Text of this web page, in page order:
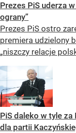
Prezes PiS uderza
ograny”
Prezes PiS ostro
premiera udzielony
„niszczy relacje
PiS daleko w tyle za
dla partii